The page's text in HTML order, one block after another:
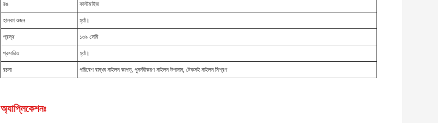
রঙ কাস্টমাইজ
হালকা ওজন হ্যাঁ।
প্রস্থ ১৩৯ সেমি
প্রসারিত হ্যাঁ।
রচনা পরিবেশ বান্ধব নাইলন কাপড়, পুনর্নবীকরণ নাইলন উপাদান, টেকসই নাইলন মিশ্রণ
অ্যাপ্লিকেশনঃ